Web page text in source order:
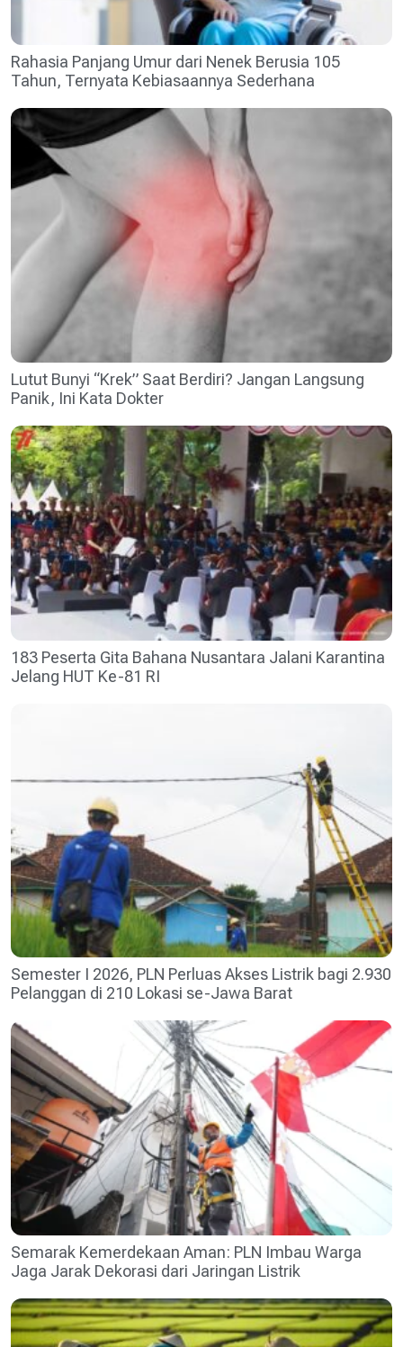
Rahasia Panjang Umur dari Nenek Berusia 105
Tahun, Ternyata Kebiasaannya Sederhana
Lutut Bunyi “Krek” Saat Berdiri? Jangan Langsung
Panik, Ini Kata Dokter
183 Peserta Gita Bahana Nusantara Jalani Karantina
Jelang HUT Ke-81 RI
Semester I 2026, PLN Perluas Akses Listrik bagi 2.930
Pelanggan di 210 Lokasi se-Jawa Barat
Semarak Kemerdekaan Aman: PLN Imbau Warga
Jaga Jarak Dekorasi dari Jaringan Listrik